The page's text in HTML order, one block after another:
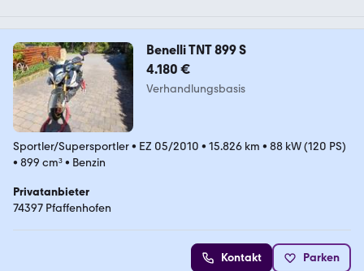
Benelli TNT 899 S
4.180 €
Verhandlungsbasis
Sportler/Supersportler• EZ 05/2010 • 15.826 km • 88 kW (120 PS)
• 899 cm³• Benzin
Privatanbieter
74397 Pfaffenhofen
Kontakt Parken